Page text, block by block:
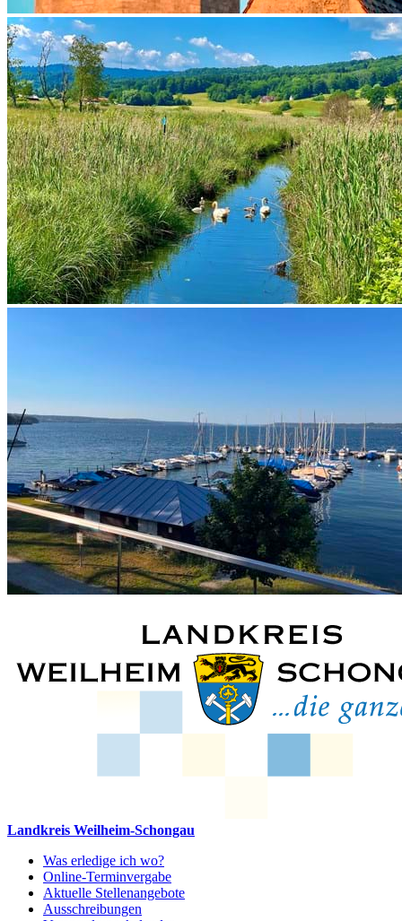
Landkreis Weilheim-Schongau
Was erledige ich wo?
Online-Terminvergabe
Aktuelle Stellenangebote
Ausschreibungen